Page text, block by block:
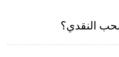
النقدي؟